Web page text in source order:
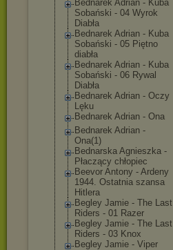
Bednarek Adrian - Kuba
Sobański - 04 Wyrok
Diabła
Bednarek Adrian - Kuba
Sobański - 05 Piętno
diabła
Bednarek Adrian - Kuba
Sobański - 06 Rywal
Diabła
Bednarek Adrian - Oczy
Lęku
Bednarek Adrian - Ona
Bednarek Adrian -
Ona(1)
Bednarska Agnieszka -
Płaczący chłopiec
Beevor Antony - Ardeny
1944. Ostatnia szansa
Hitlera
Begley Jamie - The Last
Riders - 01 Razer
Begley Jamie - The Last
Riders - 03 Knox
Begley Jamie - Viper